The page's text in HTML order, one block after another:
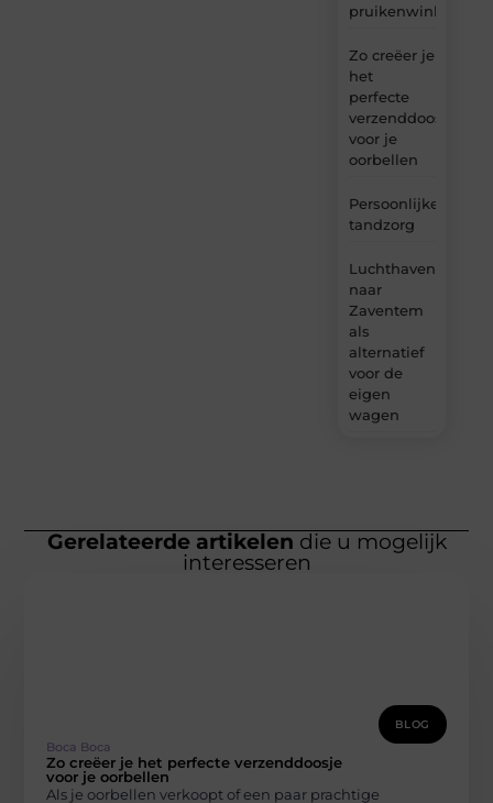
pruikenwinkel
Zo creëer je
het
perfecte
verzenddoosje
voor je
oorbellen
Persoonlijke
tandzorg
Luchthavenvervoer
naar
Zaventem
als
alternatief
voor de
eigen
wagen
Gerelateerde artikelen die u mogelijk
interesseren
BLOG
Boca Boca
Zo creëer je het perfecte verzenddoosje
voor je oorbellen
Als je oorbellen verkoopt of een paar prachtige